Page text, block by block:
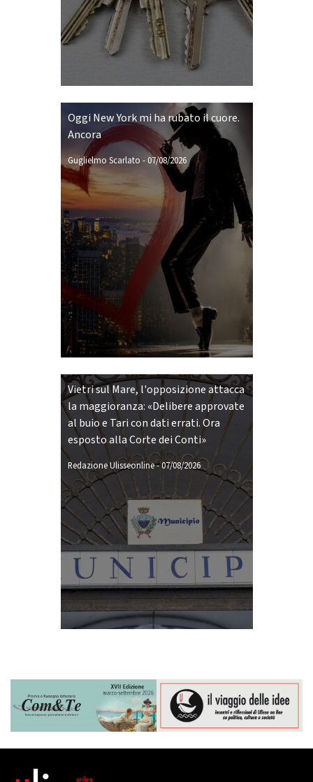
Oggi New York mi ha rubato il cuore.
Ancora
Guglielmo Scarlato -07/08/2026
Vietri sul Mare, l'opposizione attacca
la maggioranza: «Delibere approvate
al buio e Tari con dati errati. Ora
esposto alla Corte dei Conti»
Redazione Ulisseonline-07/08/2026